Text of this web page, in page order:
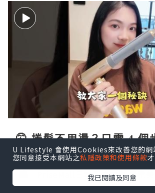
🤫 捲髮不用燙？只需 4 個
用「風筒」吹出女神大波浪
PriseMall日本深度攻略 家電美
U Lifestyle 會使用Cookies來改善您的網
您同意接受本網站之私隱政策和使用條款
我已閱讀及同意